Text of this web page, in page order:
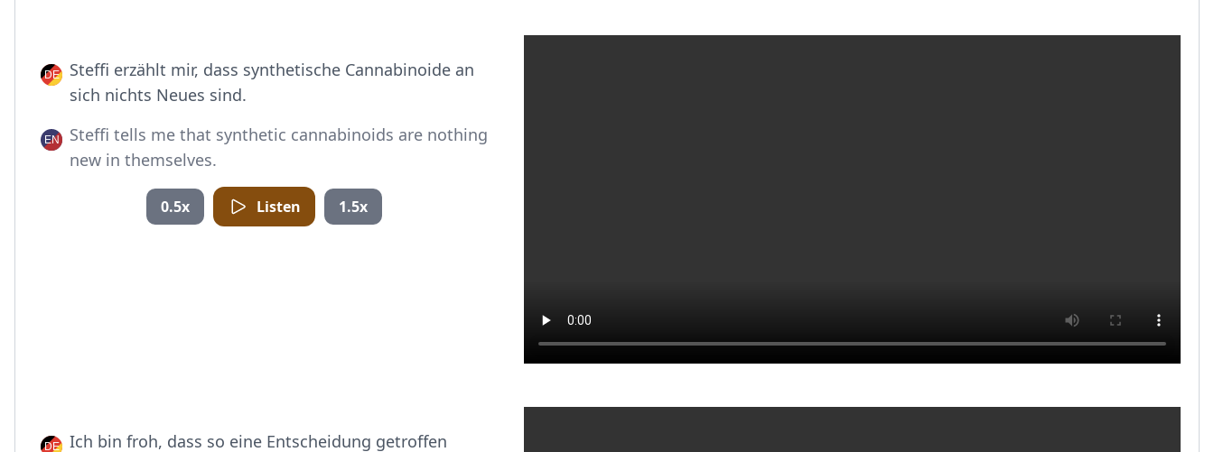
Steffi erzählt mir, dass synthetische Cannabinoide an
sich nichts Neues sind.
Steffi tells me that synthetic cannabinoids are nothing
new in themselves.
0.5x Listen 1.5x
Ich bin froh, dass so eine Entscheidung getroffen